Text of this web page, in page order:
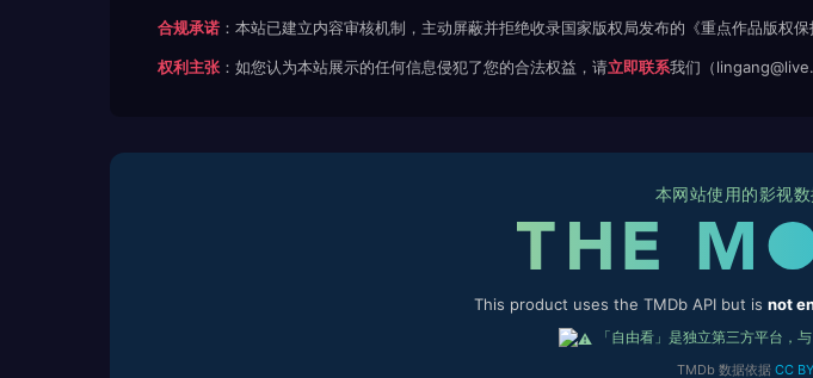
合规承诺 ：本站已建立内容审核机制，主动屏蔽并拒绝收录国家版权局发布的《重点作品版权保
权利主张：如您认为本站展示的任何信息侵犯了您的合法权益，请立即联系我们（
本网站使用的影视
This product uses the TMDb API but is not
「自由看」是独立第三方平台，
TMDb 数据依据 CC